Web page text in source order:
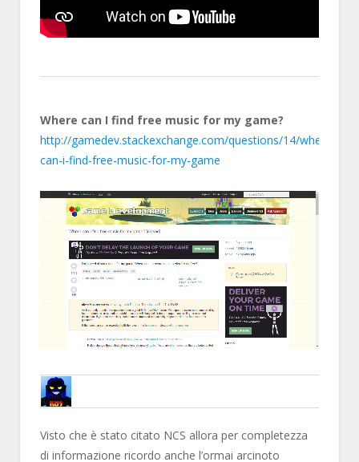
Where can I find free music for my game?
http://gamedev.stackexchange.com/questions/14/where-
can-i-find-free-music-for-my-game
SPAVENTACORVI
Visto che è stato citato NCS allora per completezza
di informazione ricordo anche l’ormai arcinoto